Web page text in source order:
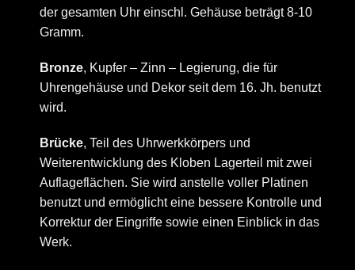
der gesamten Uhr einschl. Gehäuse beträgt 8-10
Gramm.
Bronze, Kupfer – Zinn – Legierung, die für
Uhrengehäuse und Dekor seit dem 16. Jh. benutzt
wird.
Brücke, Teil des Uhrwerkkörpers und
Weiterentwicklung des Kloben Lagerteil mit zwei
Auflageflächen. Sie wird anstelle voller Platinen
benutzt und ermöglicht eine bessere Kontrolle und
Korrektur der Eingriffe sowie einen Einblick in das
Werk.